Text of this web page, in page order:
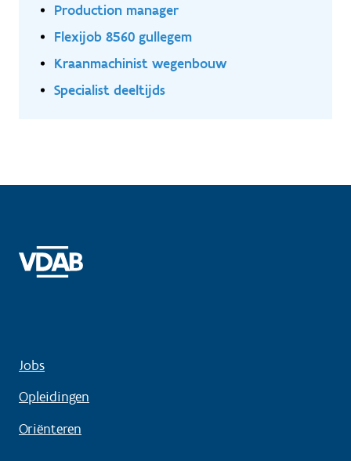
Production manager
Flexijob 8560 gullegem
Kraanmachinist wegenbouw
Specialist deeltijds
Jobs
Opleidingen
Oriënteren